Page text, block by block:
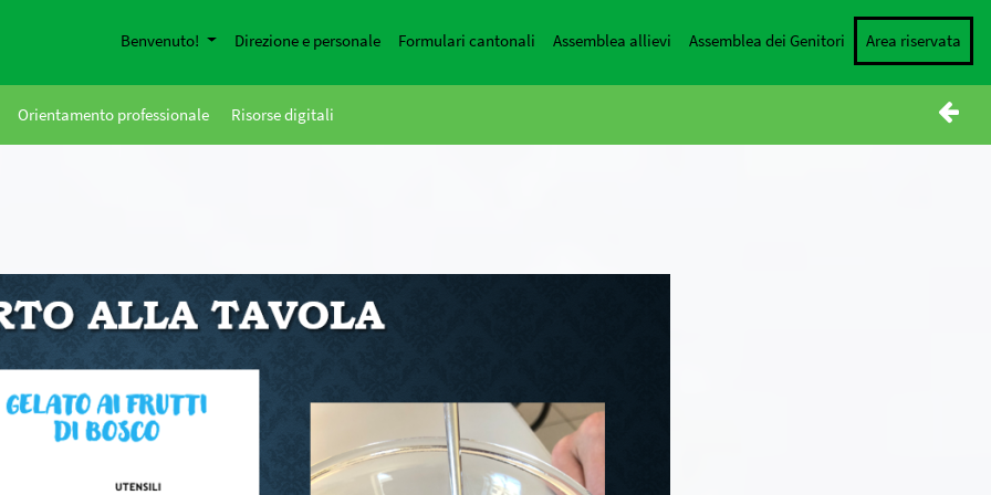
Benvenuto! Direzione e personale Formulari cantonali Assemblea allievi Assemblea dei Genitori Area riservata
Orientamento professionale Risorse digitali